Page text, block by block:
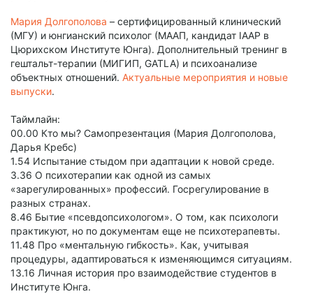
Мария Долгополова – сертифицированный клинический
(МГУ) и юнгианский психолог (МААП, кандидат IAAP в
Цюрихском Институте Юнга). Дополнительный тренинг в
гештальт-терапии (МИГИП, GATLA) и психоанализе
объектных отношений. Актуальные мероприятия и новые
выпуски.
Таймлайн:
00.00 Кто мы? Самопрезентация (Мария Долгополова,
Дарья Кребс)
1.54 Испытание стыдом при адаптации к новой среде.
3.36 О психотерапии как одной из самых
«зарегулированных» профессий. Госрегулирование в
разных странах.
8.46 Бытие «псевдопсихологом». О том, как психологи
практикуют, но по документам еще не психотерапевты.
11.48 Про «ментальную гибкость». Как, учитывая
процедуры, адаптироваться к изменяющимся ситуациям.
13.16 Личная история про взаимодействие студентов в
Институте Юнга.